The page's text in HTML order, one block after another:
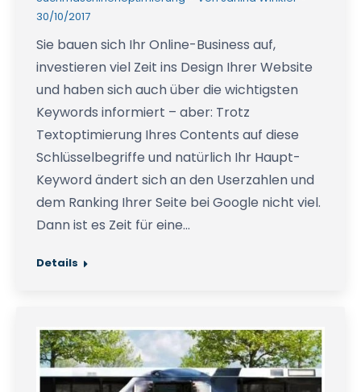
30/10/2017
Sie bauen sich Ihr Online-Business auf,
investieren viel Zeit ins Design Ihrer Website
und haben sich auch über die wichtigsten
Keywords informiert – aber: Trotz
Textoptimierung Ihres Contents auf diese
Schlüsselbegriffe und natürlich Ihr Haupt-
Keyword ändert sich an den Userzahlen und
dem Ranking Ihrer Seite bei Google nicht viel.
Dann ist es Zeit für eine…
Details